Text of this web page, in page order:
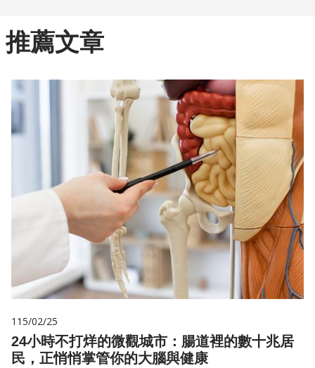
推薦文章
115/02/25
24小時不打烊的微觀城市：腸道裡的數十兆居
民，正悄悄掌管你的大腦與健康